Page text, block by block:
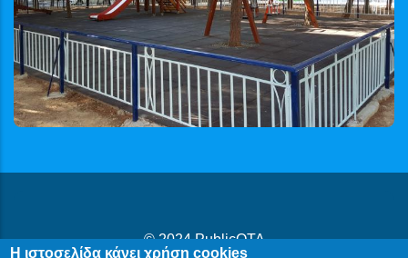
© 2024PublicOTA
Η ιστοσελίδα κάνει χρήση cookies